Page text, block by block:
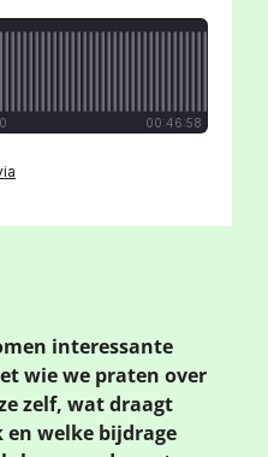
interessante
wie we praten over
zelf, wat draagt
welke bijdrage